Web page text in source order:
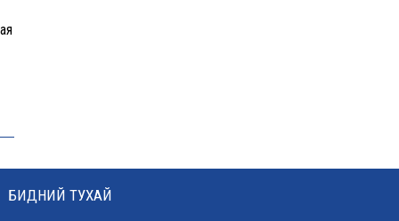
БИДНИЙ ТУХАЙ